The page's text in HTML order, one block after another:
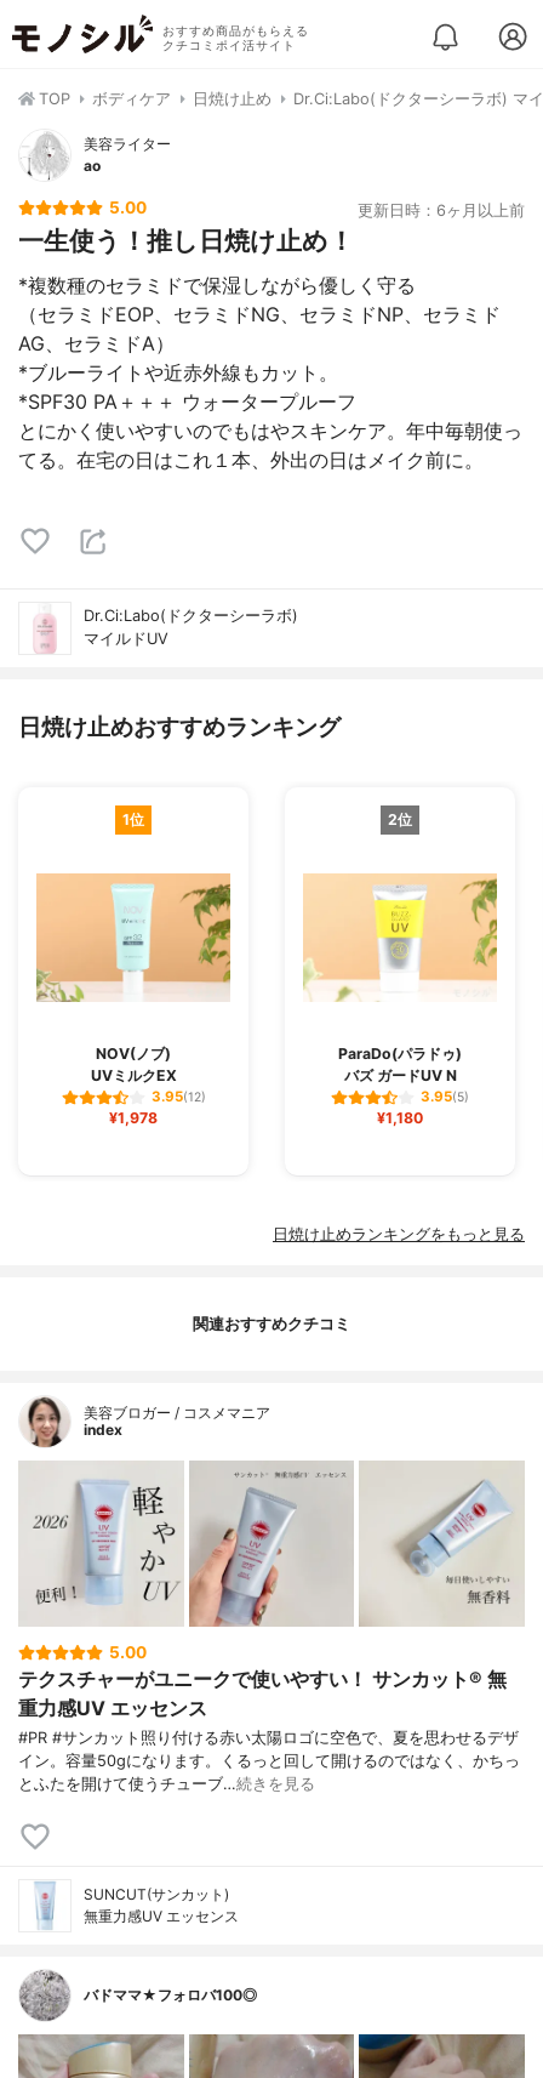
おすすめ商品がもらえる
クチコミポイ活サイト
TOP ボディケア 日焼け止め Dr.Ci:Labo(ドクターシーラボ) マ
美容ライター
ao
5.00 更新日時：6ヶ月以上前
一生使う！推し日焼け止め！
*複数種のセラミドで保湿しながら優しく守る
（セラミドEOP、セラミドNG、セラミドNP、セラミド
AG、セラミドA）
*ブルーライトや近赤外線もカット。
*SPF30 PA＋＋＋ ウォータープルーフ
とにかく使いやすいのでもはやスキンケア。年中毎朝使っ
てる。在宅の日はこれ１本、外出の日はメイク前に。
Dr.Ci:Labo(ドクターシーラボ)
マイルドUV
日焼け止めおすすめランキング
1位
NOV(ノブ)
UVミルクEX
3.95(12)
¥1,978
2位
ParaDo(パラドゥ)
バズ ガードUV N
3.95(5)
¥1,180
日焼け止めランキングをもっと見る
関連おすすめクチコミ
美容ブロガー / コスメマニア
index
5.00
テクスチャーがユニークで使いやすい！ サンカット® 無
重力感UV エッセンス
#PR #サンカット照り付ける赤い太陽ロゴに空色で、夏を思わせるデザ
イン。容量50gになります。くるっと回して開けるのではなく、かちっ
とふたを開けて使うチューブ…続きを見る
SUNCUT(サンカット)
無重力感UV エッセンス
バドママ★フォロバ100◎